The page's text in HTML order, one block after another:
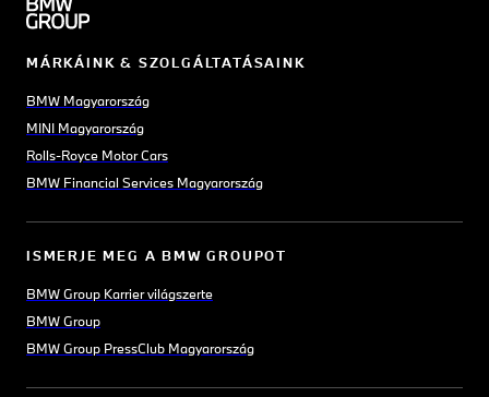
MÁRKÁINK & SZOLGÁLTATÁSAINK
BMW Magyarország
MINI Magyarország
Rolls-Royce Motor Cars
BMW Financial Services Magyarország
ISMERJE MEG A BMW GROUPOT
BMW Group Karrier világszerte
BMW Group
BMW Group PressClub Magyarország